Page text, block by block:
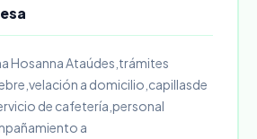
Hosanna Ataúdes,trámites
a domicilio,capillasde
de cafetería,personal
a